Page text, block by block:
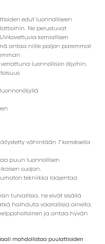
edut luonnolliseen
Ne perustuvat
kovettuvia kemiallisen
antaa niille paljon paremmat
luonnollisiin öljyihin.
vähintään 7 kerroksella
puun luonnollisen
suojan.
tekniikka laajentaa
turvallisia, ne eivät sisällä
haihduta vaarallisia aineita.
ja antaa hyvän
mahdollistaa puulattioiden